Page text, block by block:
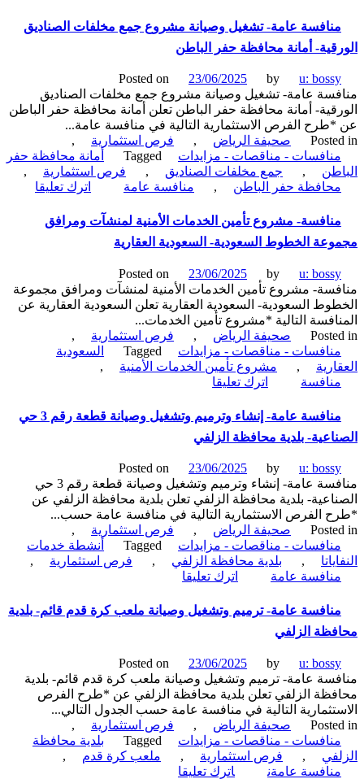
عامة-
إنشاء
وتشغيل
سوق
التمور
بصهبان-
أمانة
منطقة
نجران
عامة- تشغيل وصيانة مشروع جمع مخلفات الصناديق
أمانة محافظة حفر الباطن
Posted on 23/06/2025 by
u:
عامة- تشغيل وصيانة مشروع جمع مخلفات الصناديق
أمانة محافظة حفر الباطن تعلن أمانة محافظة حفر الباطن
الفرص الاستثمارية التالية في منافسة عامة...
صحيفة الرياض , فرص استثمارية
,
- مناقصات - مزايدات
Tagged
أمانة محافظة حفر
, جمع مخلفات الصناديق , فرص استثمارية
,
حفر الباطن
, منافسة عامة اترك تعليقاon
عامة-
تشغيل
مخلفات
الصناديق
محافظة
مشروع تأمين الخدمات الأمنية لمنشآت ومرافق
الخطوط السعودية- السعودية العقارية
Posted on 23/06/2025 by
u:
مشروع تأمين الخدمات الأمنية لمنشآت ومرافق مجموعة
السعودية- السعودية العقارية تعلن السعودية العقارية عن
التالية *مشروع تأمين الخدمات...
صحيفة الرياض , فرص استثمارية
,
- مناقصات - مزايدات
Tagged
السعودية
, مشروع تأمين الخدمات الأمنية
,
اترك تعليقاon
مشروع
تأمين
الخدمات
لمنشآت
ومرافق
مجموعة
الخطوط
السعودية-
السعودية
العقارية
منافسة عامة- إنشاء وترميم وتشغيل وصيانة قطعة رقم 3 حي
بلدية محافظة الزلفي
Posted on 23/06/2025 by
u:
منافسة عامة- إنشاء وترميم وتشغيل وصيانة قطعة رقم 3 حي
بلدية محافظة الزلفي تعلن بلدية محافظة الزلفي عن
الفرص الاستثمارية التالية في منافسة عامة حسب...
صحيفة الرياض , فرص استثمارية
,
- مناقصات - مزايدات
Tagged
أنشطة خدمات
, بلدية محافظة الزلفي , فرص استثمارية
,
عامة
اترك تعليقاon
عامة-
إنشاء
وصيانة
قطعة
رقم
3
حي
الصناعية-
بلدية
محافظة
عامة- ترميم وتشغيل وصيانة ملعب كرة قدم قائم- بلدية
الزلفي
Posted on 23/06/2025 by
u:
عامة- ترميم وتشغيل وصيانة ملعب كرة قدم قائم- بلدية
الزلفي تعلن بلدية محافظة الزلفي عن *طرح الفرص
التالية في منافسة عامة حسب الجدول التالي...
صحيفة الرياض , فرص استثمارية
,
- مناقصات - مزايدات
Tagged
بلدية محافظة
, فرص استثمارية , ملعب كرة قدم
,
عامةن
اترك تعليقاon